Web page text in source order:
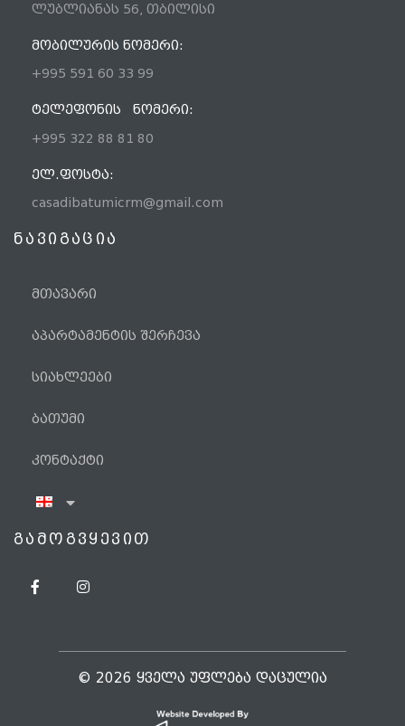
ლუბლიანას 56, თბილისი
ᲛᲝᲑᲘᲚᲣᲠᲘᲡ ᲜᲝᲛᲔᲠᲘ:
+995 591 60 33 99
ᲢᲔᲚᲔᲤᲝᲜᲘᲡ ᲜᲝᲛᲔᲠᲘ:
+995 322 88 81 80
ᲔᲚ.ᲤᲝᲡᲢᲐ:
casadibatumicrm@gmail.com
ნავიგაცია
მთავარი
აპარტამენტის შერჩევა
სიახლეები
ბათუმი
კონტაქტი
ᲒᲐᲛᲝᲒᲕᲧᲔᲕᲘᲗ
© 2026 ᲧᲕᲔᲚᲐ ᲣᲤᲚᲔᲑᲐ ᲓᲐᲪᲣᲚᲘᲐ